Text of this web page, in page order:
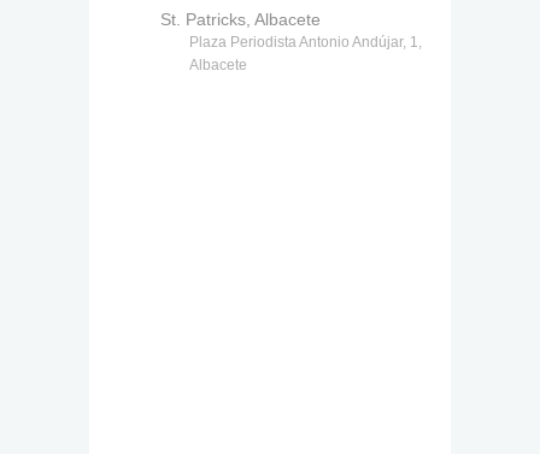
St. Patricks, Albacete
Plaza Periodista Antonio Andújar, 1,
Albacete